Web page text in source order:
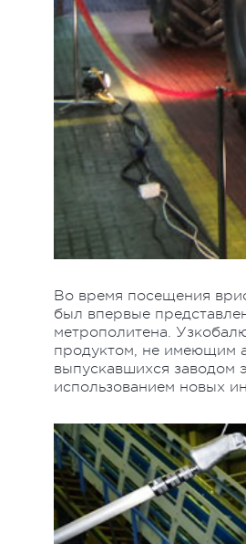
Во время посещения
был впервые
метрополитена.
продуктом, не имеющим
выпускавшихся заводом
использованием новых